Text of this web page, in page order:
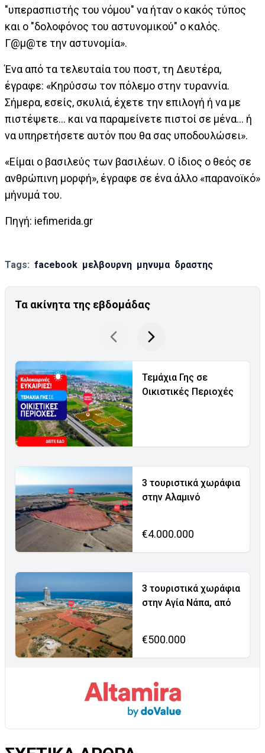
"υπερασπιστής του νόμου" να ήταν ο κακός τύπος
και ο "δολοφόνος του αστυνομικού" ο καλός.
Γ@μ@τε την αστυνομία».
Ένα από τα τελευταία του ποστ, τη Δευτέρα,
έγραφε: «Κηρύσσω τον πόλεμο στην τυραννία.
Σήμερα, εσείς, σκυλιά, έχετε την επιλογή ή να με
πιστέψετε... και να παραμείνετε πιστοί σε μένα... ή
να υπηρετήσετε αυτόν που θα σας υποδουλώσει».
«Είμαι ο βασιλεύς των βασιλέων. Ο ίδιος ο θεός σε
ανθρώπινη μορφή», έγραφε σε ένα άλλο «παρανοϊκό»
μήνυμά του.
Πηγή: iefimerida.gr
Tags: facebook μελβουρνη μηνυμα δραστης
Τα ακίνητα της εβδομάδας
Τεμάχια Γης σε
Οικιστικές Περιοχές
3 τουριστικά χωράφια
στην Αλαμινό
€4.000.000
3 τουριστικά χωράφια
στην Αγία Νάπα, από
€500.000